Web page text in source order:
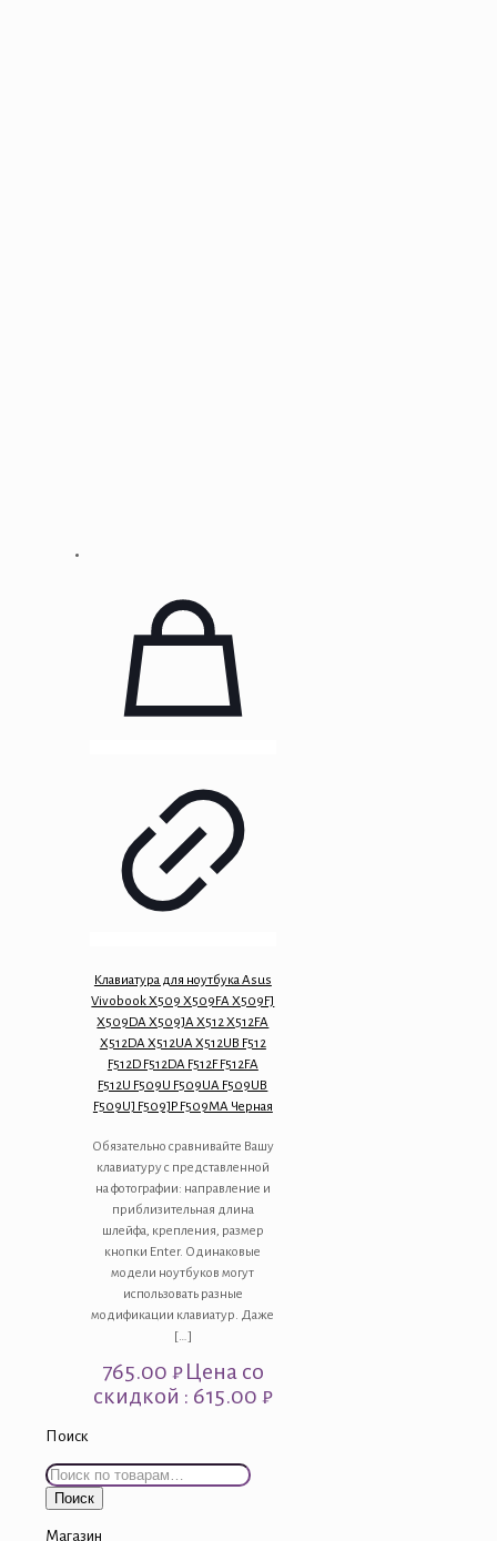
Клавиатура для ноутбука Asus
Vivobook X509 X509FA X509FJ
X509DA X509JA X512 X512FA
X512DA X512UA X512UB F512
F512D F512DA F512F F512FA
F512U F509U F509UA F509UB
F509UJ F509JP F509MA Черная
Обязательно сравнивайте Вашу
клавиатуру с представленной
на фотографии: направление и
приблизительная длина
шлейфа, крепления, размер
кнопки Enter. Одинаковые
модели ноутбуков могут
использовать разные
модификации клавиатур. Даже
[…]
765.00 ₽Цена со
скидкой : 615.00 ₽
Поиск
Искать:
Поиск
Магазин